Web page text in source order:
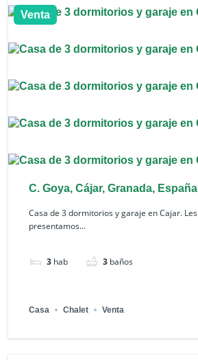
Venta
C. Goya, Cájar, Granada, España
Casa de 3 dormitorios y garaje en Cajar. Les
presentamos...
3 hab 3 baños
Casa Chalet Venta